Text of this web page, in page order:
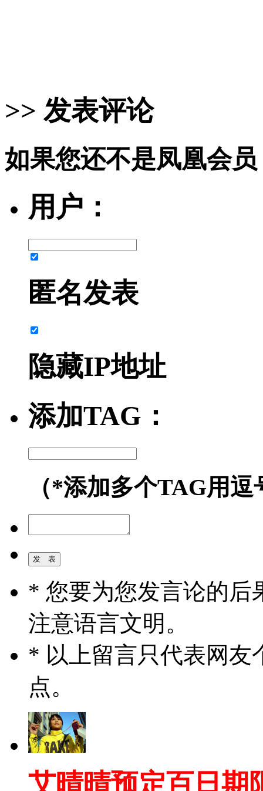
>> 发表评论
如果您还不是凤凰会
用户：
匿名发表
隐藏IP地址
添加TAG：
（*添加多个TAG用
* 您要为您发言论的后
注意语言文明。
* 以上留言只代表网友
点。
艾晴晴预定百日期